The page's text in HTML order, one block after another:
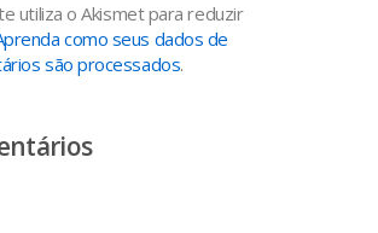
utiliza o Akismet para reduzir
como seus dados de
são processados.